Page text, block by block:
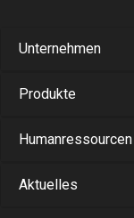
Unternehmen
Produkte
Humanressourcen
Aktuelles